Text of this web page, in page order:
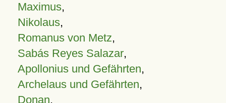
Maximus,
Nikolaus,
Romanus von Metz,
Sabás Reyes Salazar,
Apollonius und Gefährten,
Archelaus und Gefährten,
Donan,